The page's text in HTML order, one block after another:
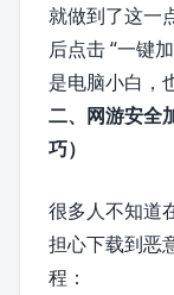
就做到了这一
后点击 “一键
是电脑小白，
二、网游安全
巧）
很多人不知道
担心下载到恶
程：